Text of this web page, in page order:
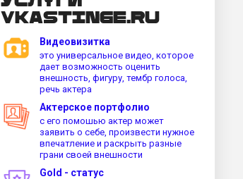
vkastinge.ru
Видеовизитка
это универсальное видео, которое
дает возможность оценить
внешность, фигуру, тембр голоса,
речь актера
Актерское портфолио
с его помошью актер может
заявить о себе, произвести нужное
впечатление и раскрыть разные
грани своей внешности
Gold - статус